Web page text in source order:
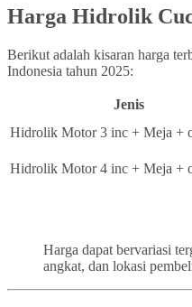
Harga Hidrolik
Berikut adalah kisaran harga
Indonesia tahun 2025:
Jenis
Hidrolik Motor 3 inc + Meja +
Hidrolik Motor 4 inc + Meja +
Harga dapat bervariasi
angkat, dan lokasi